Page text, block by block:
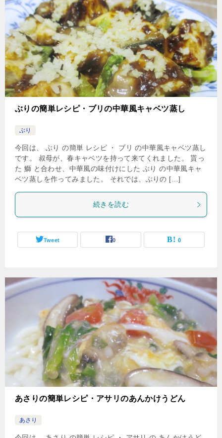
ぶりの簡単レシピ・ブリの中華風キャベツ蒸し
ぶり
今回は、 ぶり の簡単 レシピ ・ ブリ の中華風キャベツ蒸し
です。 叔母が、春キャベツを持って来てくれました。 貰っ
た 鰤 と合わせ、中華風の味付けにした ぶり の中華風キャ
ベツ蒸しを作ってみました。 それでは、ぶりの […]
続きを読む
Tweet 0 0
あさりの簡単レシピ・アサリのあんかけうどん
あさり